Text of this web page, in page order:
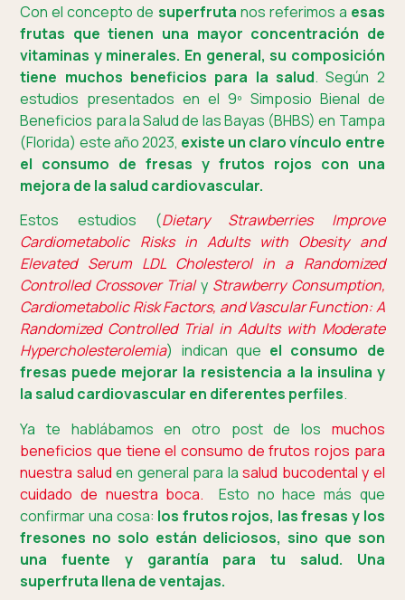
Con el concepto de superfruta nos referimos a esas
frutas que tienen una mayor concentración de
vitaminas y minerales. En general, su composición
tiene muchos beneficios para la salud. Según 2
estudios presentados en el 9º Simposio Bienal de
Beneficios para la Salud de las Bayas (BHBS) en Tampa
(Florida) este año 2023, existe un claro vínculo entre
el consumo de fresas y frutos rojos con una
mejora de la salud cardiovascular.
Estos estudios (Dietary Strawberries Improve
Cardiometabolic Risks in Adults with Obesity and
Elevated Serum LDL Cholesterol in a Randomized
Controlled Crossover Trialy Strawberry Consumption,
Cardiometabolic Risk Factors, and Vascular Function: A
Randomized Controlled Trial in Adults with Moderate
Hypercholesterolemia) indican que el consumo de
fresas puede mejorar la resistencia a la insulina y
la salud cardiovascular en diferentes perfiles.
Ya te hablábamos en otro post de los muchos
beneficios que tiene el consumo de frutos rojos para
nuestra salud en general para lasalud bucodental y el
cuidado de nuestra boca.
Esto no hace más que
confirmar una cosa: los frutos rojos, las fresas y los
fresones no solo están deliciosos, sino que son
una fuente y garantía para tu salud. Una
superfruta llena de ventajas.